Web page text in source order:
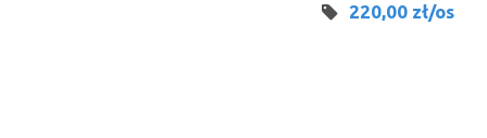
220,00 zł/os